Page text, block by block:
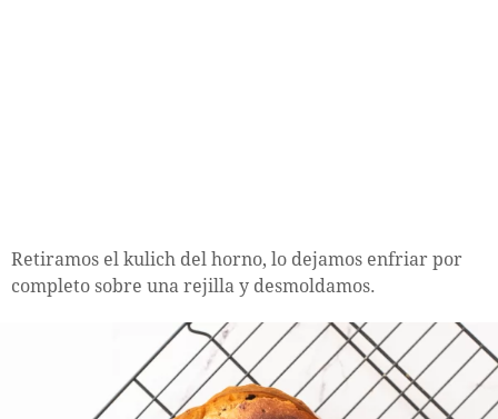
Retiramos el kulich del horno, lo dejamos enfriar por
completo sobre una rejilla y desmoldamos.